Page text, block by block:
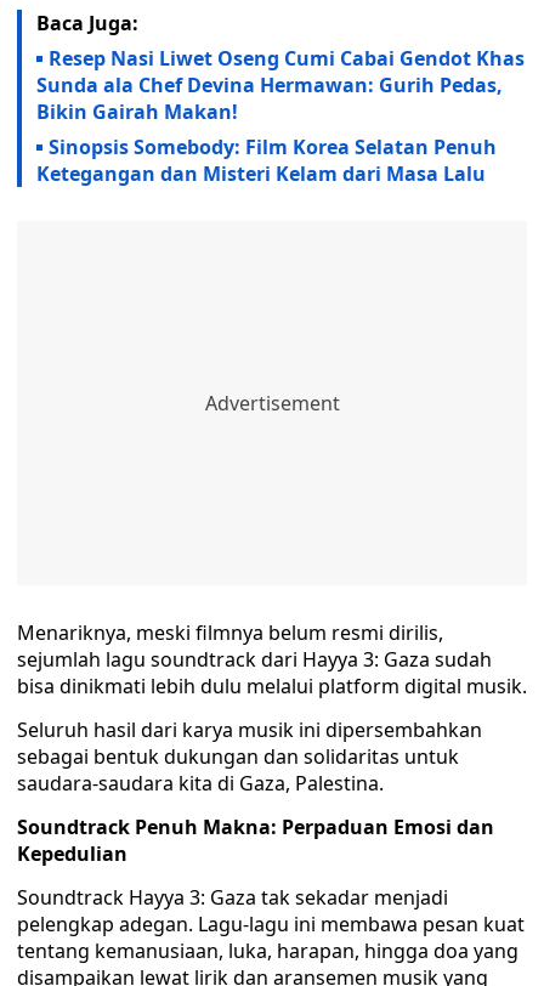
Baca Juga:
Resep Nasi Liwet Oseng Cumi Cabai Gendot Khas
Sunda ala Chef Devina Hermawan: Gurih Pedas,
Bikin Gairah Makan!
Sinopsis Somebody: Film Korea Selatan Penuh
Ketegangan dan Misteri Kelam dari Masa Lalu
Menariknya, meski filmnya belum resmi dirilis,
sejumlah lagu soundtrack dari Hayya 3: Gaza sudah
bisa dinikmati lebih dulu melalui platform digital musik.
Seluruh hasil dari karya musik ini dipersembahkan
sebagai bentuk dukungan dan solidaritas untuk
saudara-saudara kita di Gaza, Palestina.
Soundtrack Penuh Makna: Perpaduan Emosi dan
Kepedulian
Soundtrack Hayya 3: Gaza tak sekadar menjadi
pelengkap adegan. Lagu-lagu ini membawa pesan kuat
tentang kemanusiaan, luka, harapan, hingga doa yang
disampaikan lewat lirik dan aransemen musik yang